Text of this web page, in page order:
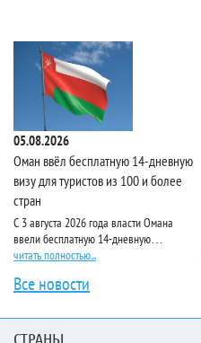
05.08.2026
Оман ввёл бесплатную 14-дневную
визу для туристов из 100 и более
стран
С 3 августа 2026 года власти Омана
ввели бесплатную 14-дневную…
читать полностью...
Все новости
СТРАНЫ